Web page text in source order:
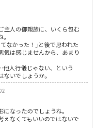
主人の御親族に、いくら包む
なかった！｣と後で思われた
気は感じませんから、あまり
人行儀じゃない、という
いでしょうか。
なったのでしょうね。
えなくてもいいのではないで